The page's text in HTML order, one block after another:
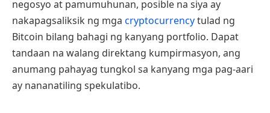
negosyo at pamumuhunan, posible na siya ay
nakapagsaliksik ng mga cryptocurrencytulad ng
Bitcoin bilang bahagi ng kanyang portfolio. Dapat
tandaan na walang direktang kumpirmasyon, ang
anumang pahayag tungkol sa kanyang mga pag-aari
ay nananatiling spekulatibo.